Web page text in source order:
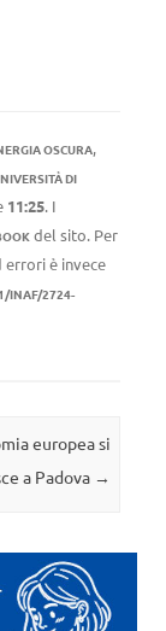
OSCURA,
DI
11:25. I
del sito. Per
errori è invece
INAF/2724-
europea si
a Padova →